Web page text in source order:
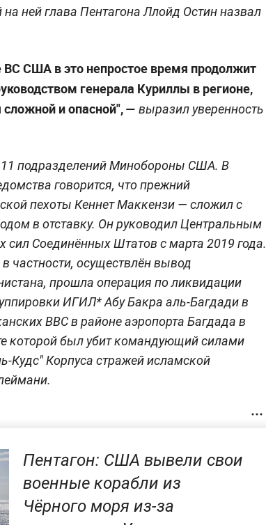
ней глава Пентагона Ллойд Остин назвал
США в это непростое время продолжит
генерала Куриллы в регионе,
сложной и опасной", — выразил уверенность
11 подразделений Минобороны США. В
говорится, что прежний
пехоты Кеннет Маккензи — сложил с
в отставку. Он руководил Центральным
Соединённых Штатов с марта 2019 года.
частности, осуществлён вывод
прошла операция по ликвидации
ИГИЛ* Абу Бакра аль-Багдади в
ВВС в районе аэропорта Багдада в
которой был убит командующий силами
Кудс" Корпуса стражей исламской
Пентагон: США вывели свои
военные корабли из
Чёрного моря из-за